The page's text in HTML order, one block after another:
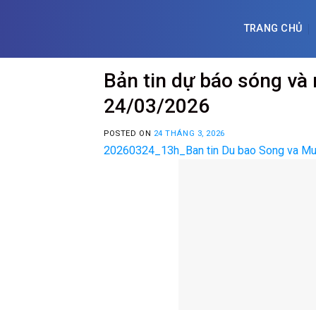
TRANG CHỦ
Bản tin dự báo sóng
24/03/2026
POSTED ON 24 THÁNG 3, 2026
20260324_13h_Ban tin Du bao Song va